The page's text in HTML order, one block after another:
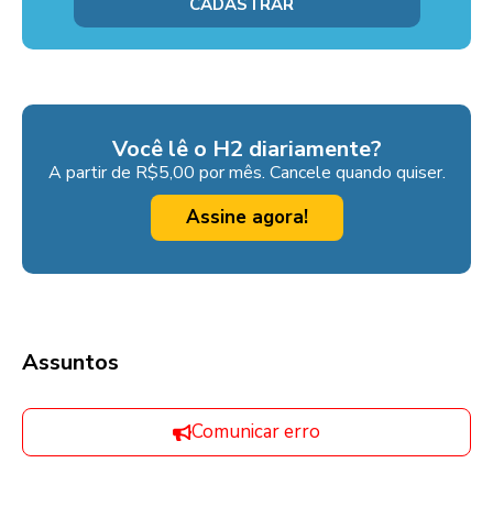
Você lê o H2 diariamente?
A partir de R$5,00 por mês. Cancele quando quiser.
Assine agora!
Assuntos
Comunicar erro